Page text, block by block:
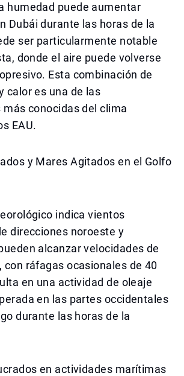
humedad puede aumentar
Dubái durante las horas de la
ser particularmente notable
donde el aire puede volverse
Esta combinación de
calor es una de las
conocidas del clima
EAU.
y Mares Agitados en el Golfo
indica vientos
direcciones noroeste y
alcanzar velocidades de
con ráfagas ocasionales de 40
en una actividad de oleaje
en las partes occidentales
durante las horas de la
en actividades marítimas